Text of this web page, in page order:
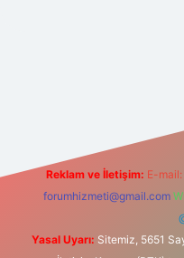
Reklam ve İletişim: E-mail:
forumhizmeti@gmail.com
Yasal Uyarı: Sitemiz, 5651